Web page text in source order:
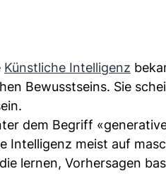
Künstliche Intelligenz
Bewusstseins. Sie
dem Begriff
Intelligenz meist auf
lernen, Vorhersagen